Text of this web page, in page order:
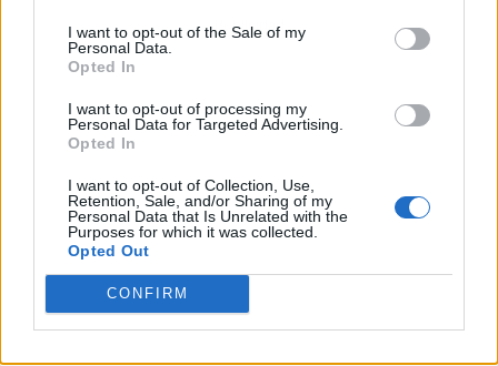
I want to opt-out of the Sale of my
Personal Data.
Opted In
I want to opt-out of processing my
Personal Data for Targeted Advertising.
Opted In
I want to opt-out of Collection, Use,
Retention, Sale, and/or Sharing of my
Personal Data that Is Unrelated with the
Purposes for which it was collected.
Opted Out
CONFIRM
Publicidad